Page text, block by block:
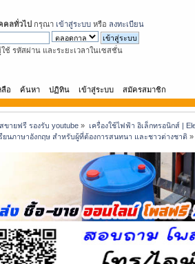
คลทั่วไป กรุณา เข้าสู่ระบบ หรือ ลงทะเบียน
ช้ รหัสผ่าน และระยะเวลาในเซสชั่น
ลือ ค้นหา ปฏิทิน เข้าสู่ระบบ สมัครสมาชิก
ายฟรี รองรับ youtube » เครื่องใช้ไฟฟ้า อิเล็กทรอนิกส์ |
ยนภาษาอังกฤษ สำหรับผู้ที่ต้องการสนทนา และชาวต่างชาติ »